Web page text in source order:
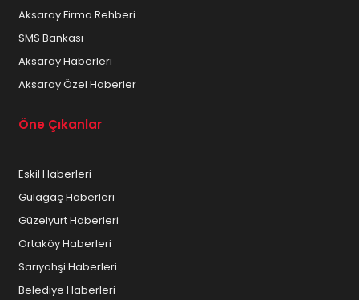
Aksaray Mimar – Mühendis
Aksaray Mobilya ve Beyaz eşya
Aksaray Mücevherat ve Gümüşçülük
Aksaray Muhasebeciler
Aksaray Muhtarları
Aksaray Organizasyon Firmaları
Aksaray Organize Sanayi
Aksaray Otelleri
Aksaray Firma Rehberi
SMS Bankası
Aksaray Haberleri
Aksaray Özel Haberler
Öne Çıkanlar
Eskil Haberleri
Gülağaç Haberleri
Güzelyurt Haberleri
Ortaköy Haberleri
Sarıyahşi Haberleri
Belediye Haberleri